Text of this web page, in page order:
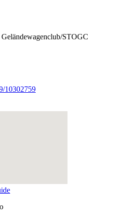
STOGC
10302759